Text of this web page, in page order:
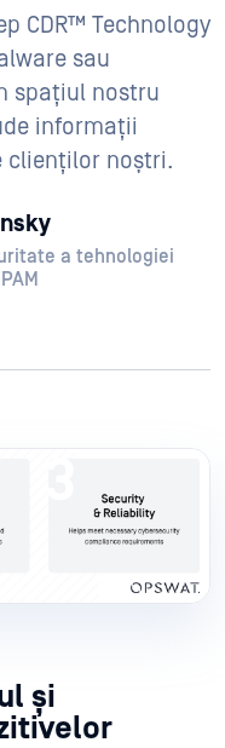
CDR™ Technology
sau
spațiul nostru
informații
clienților noștri.
a tehnologiei
și